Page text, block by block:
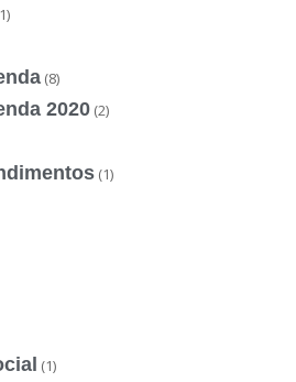
(8)
2020 (2)
(1)
(1)